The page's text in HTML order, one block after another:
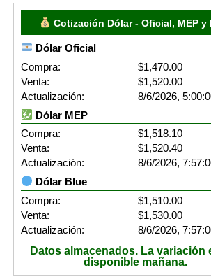
Cotización Dólar - Oficial, MEP y
Dólar Oficial
Compra:
$1,470.00
Venta:
$1,520.00
Actualización:
8/6/2026,
Dólar MEP
Compra:
$1,518.10
Venta:
$1,520.40
Actualización:
8/6/2026,
Dólar Blue
Compra:
$1,510.00
Venta:
$1,530.00
Actualización:
8/6/2026,
Datos almacenados. La variación
disponible mañana.